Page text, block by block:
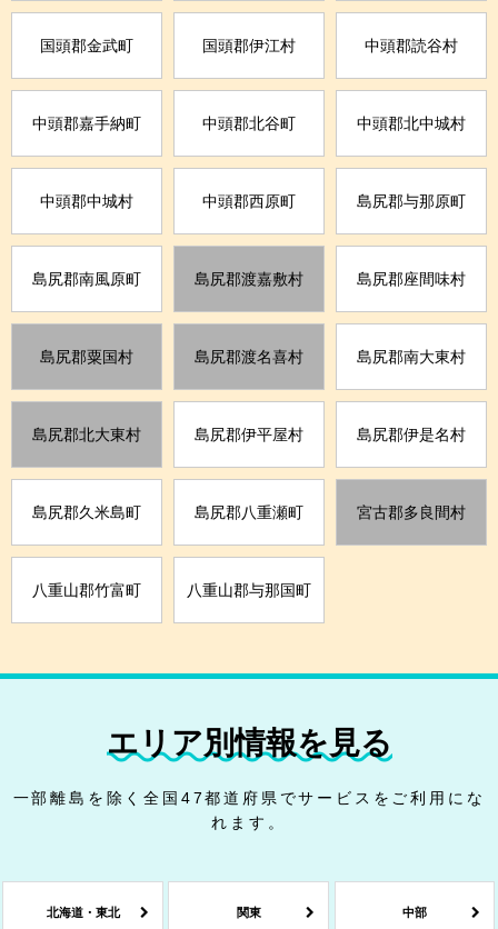
国頭郡金武町 国頭郡伊江村 中頭郡読谷村
中頭郡嘉手納町 中頭郡北谷町 中頭郡北中城村
中頭郡中城村 中頭郡西原町 島尻郡与那原町
島尻郡南風原町 島尻郡渡嘉敷村 島尻郡座間味村
島尻郡粟国村 島尻郡渡名喜村 島尻郡南大東村
島尻郡北大東村 島尻郡伊平屋村 島尻郡伊是名村
島尻郡久米島町 島尻郡八重瀬町 宮古郡多良間村
八重山郡竹富町 八重山郡与那国町
エリア別情報を見る
一部離島を除く全国47都道府県でサービスをご利用にな
れます。
北海道・東北 関東 中部